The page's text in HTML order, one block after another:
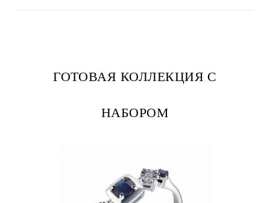
ГОТОВАЯ КОЛЛЕКЦИЯ С
НАБОРОМ